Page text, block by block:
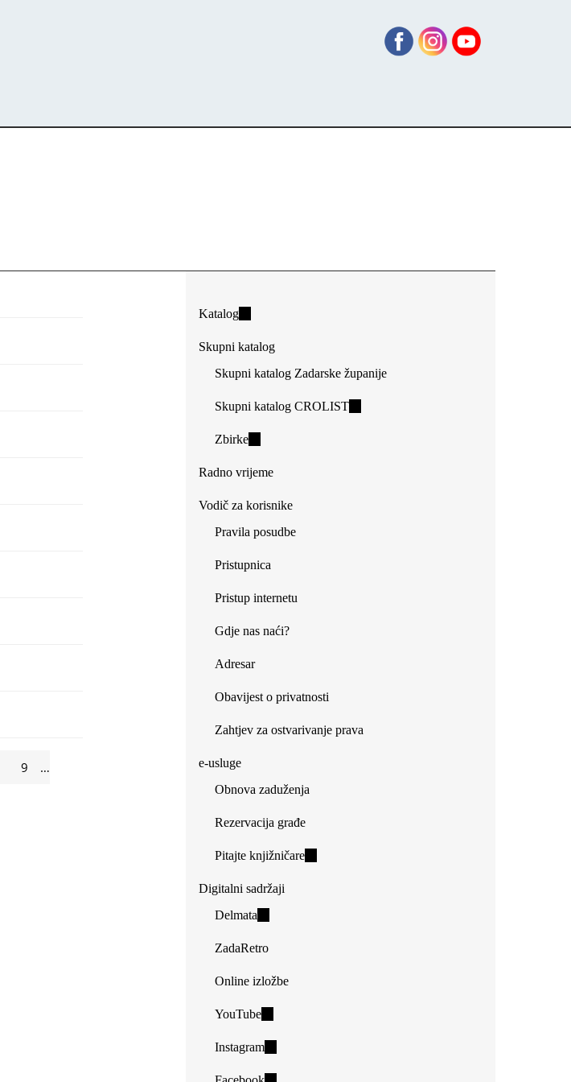
9 …
Katalog(link
external)
Skupni katalog
Skupni katalog Zadarske županije
Skupni katalog CROLIST(link
Zbirke(link
external)
Radno vrijeme
Vodič za korisnike
Pravila posudbe
Pristupnica
Pristup internetu
Gdje nas naći?
Adresar
Obavijest o privatnosti
Zahtjev za ostvarivanje prava
e-usluge
Obnova zaduženja
Rezervacija građe
Pitajte knjižničare(link
Digitalni sadržaji
Delmata
external)
ZadaRetro
Online izložbe
YouTube(link
external)
Instagram(link